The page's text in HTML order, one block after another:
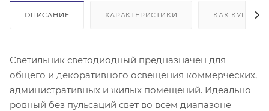
ОПИСАНИЕ ХАРАКТЕРИСТИКИ КАК КУПИТЬ
Светильник светодиодный предназначен для
общего и декоративного освещения коммерческих,
административных и жилых помещений. Идеально
ровный без пульсаций свет во всем диапазоне